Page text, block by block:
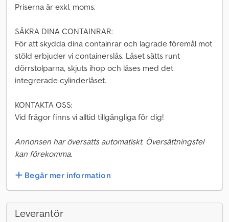
Priserna är exkl. moms.
SÄKRA DINA CONTAINRAR:
För att skydda dina containrar och lagrade föremål mot
stöld erbjuder vi containerslås. Låset sätts runt
dörrstolparna, skjuts ihop och låses med det
integrerade cylinderlåset.
KONTAKTA OSS:
Vid frågor finns vi alltid tillgängliga för dig!
Annonsen har översatts automatiskt. Översättningsfel
kan förekomma.
Begär mer information
Leverantör